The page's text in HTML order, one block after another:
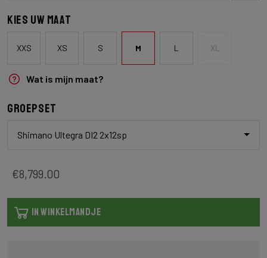
Kies uw maat
XXS XS S M L XL
Wat is mijn maat?
Groepset
Shimano Ultegra DI2 2x12sp
€8,799.00
IN WINKELMANDJE